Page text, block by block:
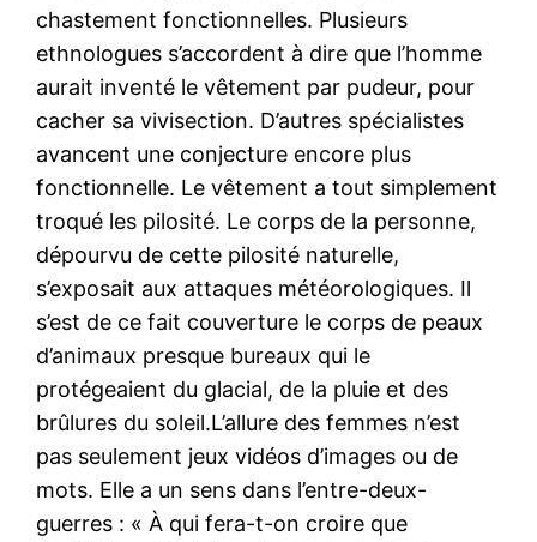
chastement fonctionnelles. Plusieurs
ethnologues s’accordent à dire que l’homme
aurait inventé le vêtement par pudeur, pour
cacher sa vivisection. D’autres spécialistes
avancent une conjecture encore plus
fonctionnelle. Le vêtement a tout simplement
troqué les pilosité. Le corps de la personne,
dépourvu de cette pilosité naturelle,
s’exposait aux attaques météorologiques. Il
s’est de ce fait couverture le corps de peaux
d’animaux presque bureaux qui le
protégeaient du glacial, de la pluie et des
brûlures du soleil.L’allure des femmes n’est
pas seulement jeux vidéos d’images ou de
mots. Elle a un sens dans l’entre-deux-
guerres : « À qui fera-t-on croire que